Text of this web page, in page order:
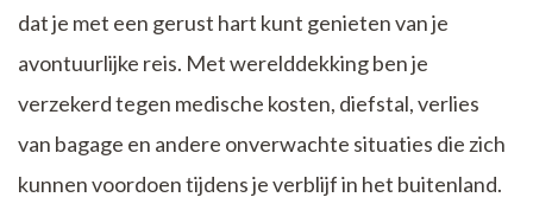
dat je met een gerust hart kunt genieten van je
avontuurlijke reis. Met werelddekking ben je
verzekerd tegen medische kosten, diefstal, verlies
van bagage en andere onverwachte situaties die zich
kunnen voordoen tijdens je verblijf in het buitenland.